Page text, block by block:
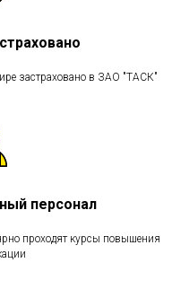
застраховано в ЗАО "ТАСК"
персонал
проходят курсы повышения